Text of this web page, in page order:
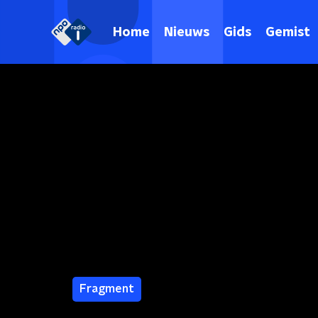
Home Nieuws Gids Gemist
Fragment